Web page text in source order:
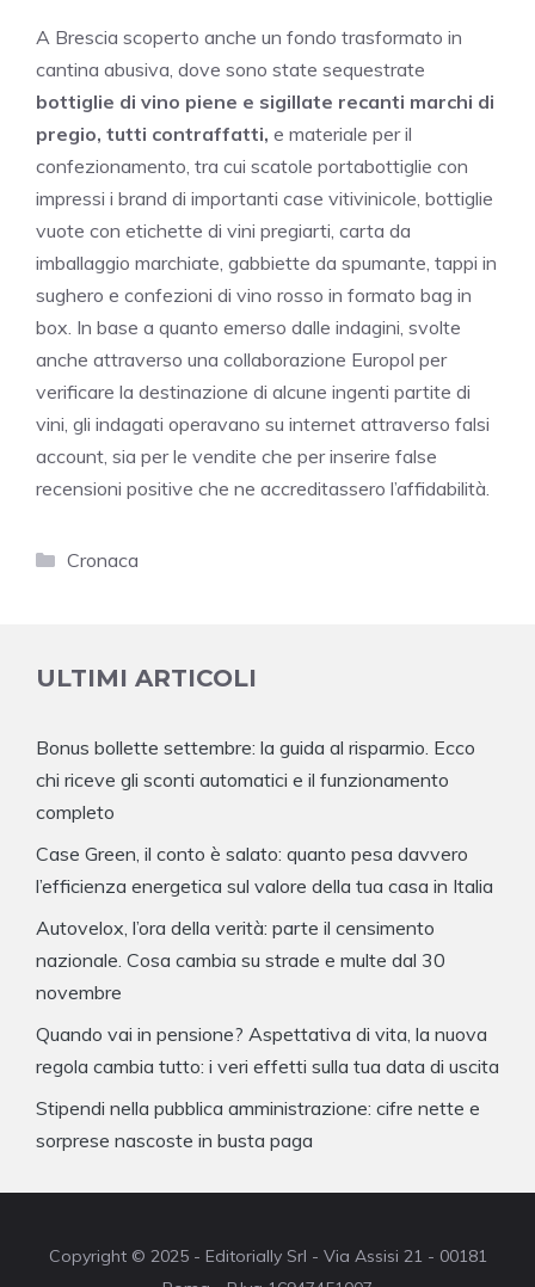
A Brescia scoperto anche un fondo trasformato in
cantina abusiva, dove sono state sequestrate
bottiglie di vino piene e sigillate recanti marchi di
pregio, tutti contraffatti, e materiale per il
confezionamento, tra cui scatole portabottiglie con
impressi i brand di importanti case vitivinicole, bottiglie
vuote con etichette di vini pregiarti, carta da
imballaggio marchiate, gabbiette da spumante, tappi in
sughero e confezioni di vino rosso in formato bag in
box. In base a quanto emerso dalle indagini, svolte
anche attraverso una collaborazione Europol per
verificare la destinazione di alcune ingenti partite di
vini, gli indagati operavano su internet attraverso falsi
account, sia per le vendite che per inserire false
recensioni positive che ne accreditassero l’affidabilità.
Categorie
Cronaca
ULTIMI ARTICOLI
Bonus bollette settembre: la guida al risparmio. Ecco
chi riceve gli sconti automatici e il funzionamento
completo
Case Green, il conto è salato: quanto pesa davvero
l’efficienza energetica sul valore della tua casa in Italia
Autovelox, l’ora della verità: parte il censimento
nazionale. Cosa cambia su strade e multe dal 30
novembre
Quando vai in pensione? Aspettativa di vita, la nuova
regola cambia tutto: i veri effetti sulla tua data di uscita
Stipendi nella pubblica amministrazione: cifre nette e
sorprese nascoste in busta paga
Copyright © 2025 - Editorially Srl - Via Assisi 21 - 00181